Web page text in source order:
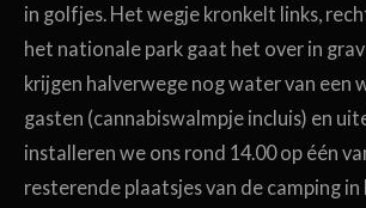
in golfjes. Het wegje kronkelt links,
het nationale park gaat het over in
krijgen halverwege nog water van een
gasten (cannabiswalmpje incluis) en
installeren we ons rond 14.00 op één
resterende plaatsjes van de camping in